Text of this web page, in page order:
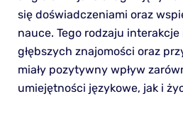
się doświadczeniami oraz
nauce. Tego rodzaju
głębszych znajomości oraz
miały pozytywny wpływ
umiejętności językowe, jak i